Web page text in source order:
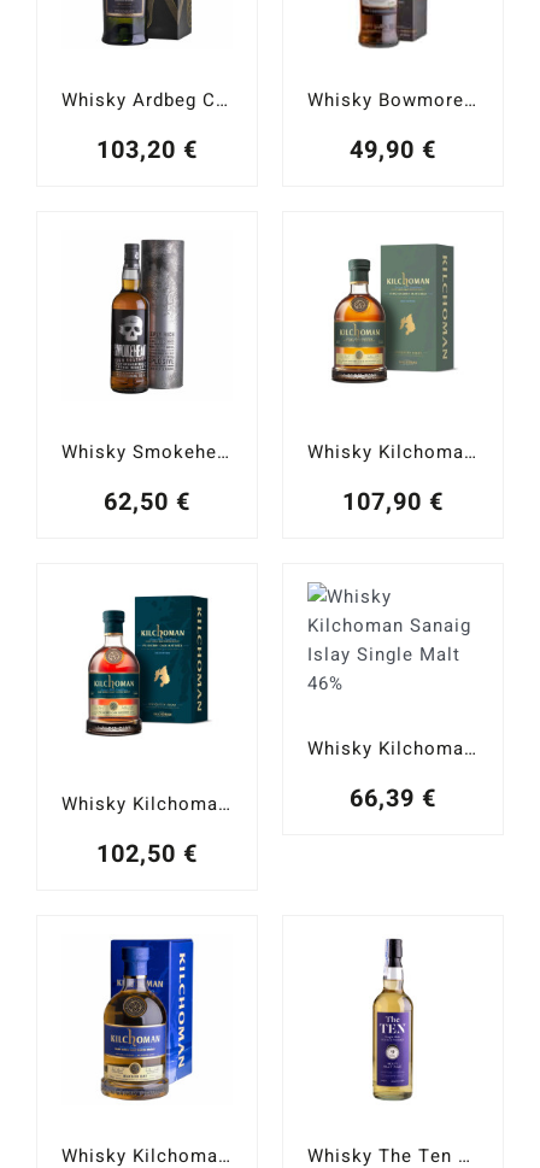
Whisky Ardbeg Corryvreckan Islay Single Malt 57,1%
103,20 €
Whisky Bowmore Islay Single Mat 12YO 40%
49,90 €
Whisky Smokehead High Voltage Islay Single Malt 58%
62,50 €
Whisky Kilchoman Fino Sherry Cask Matured 2023 Edition Islay Single Malt 50%
107,90 €
Whisky Kilchoman PX Sherry Cask Matured 2023 Edition Islay Single Malt 50%
102,50 €
Whisky Kilchoman Sanaig Islay Single Malt 46%
66,39 €
Whisky Kilchoman Machir Bay Islay Single Malt 46% Whisky The Ten #9 Bunnahabhain 6 YO Heavy Islay Peat Single Malt 50,10%